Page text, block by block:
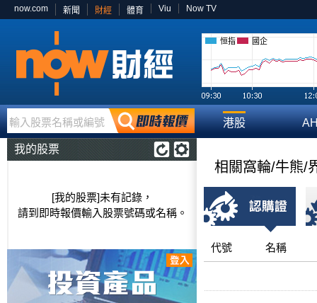
now.com 新聞 財經 體育 Viu Now TV
恒指 國企
輸入股票名稱或編號 港股
我的股票
[我的股票]未有記錄，
請到即時報價輸入股票號碼或名稱。
相關窩輪/牛熊/
代號 名稱